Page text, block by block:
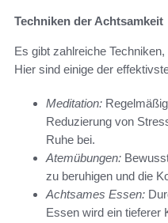
Techniken der Achtsamkeit
Es gibt zahlreiche
Hier sind einige der
Meditation:
Reduzierung von
Ruhe bei.
Atemübungen:
zu beruhigen und die
Achtsames Essen:
Essen wird ein tieferer